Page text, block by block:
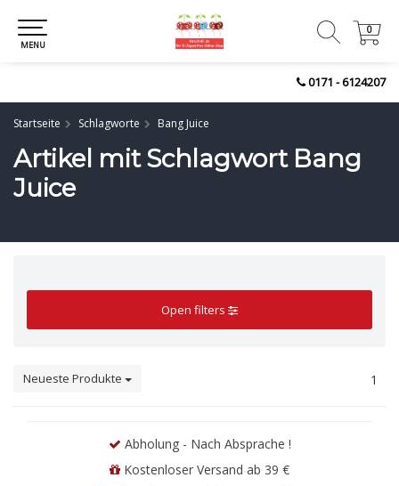
0171 - 6124207
0
0
MENU
Startseite Schlagworte Bang Juice
Artikel mit Schlagwort Bang
Juice
Open filters
Neueste Produkte 1
Abholung - Nach Absprache !
Kostenloser Versand ab 39 €